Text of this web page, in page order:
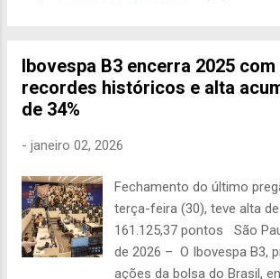
Ibovespa B3 encerra 2025 com
recordes históricos e alta
de 34%
- janeiro 02, 2026
Fechamento do último
terça-feira (30), teve alta
161.125,37 pontos São
de 2026 – O Ibovespa B3,
ações da bolsa do Brasil,